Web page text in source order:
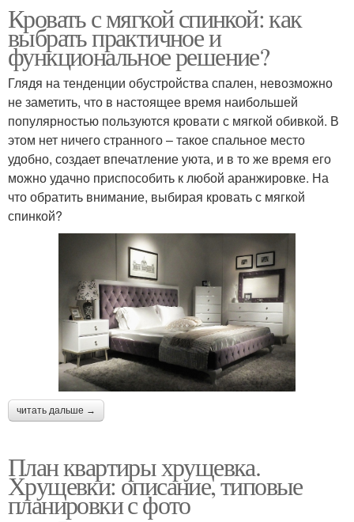
Кровать с мягкой спинкой: как
выбрать практичное и
функциональное решение?
Глядя на тенденции обустройства спален, невозможно
не заметить, что в настоящее время наибольшей
популярностью пользуются кровати с мягкой обивкой. В
этом нет ничего странного – такое спальное место
удобно, создает впечатление уюта, и в то же время его
можно удачно приспособить к любой аранжировке. На
что обратить внимание, выбирая кровать с мягкой
спинкой?
читать дальше →
План квартиры хрущевка.
Хрущевки: описание, типовые
планировки с фото